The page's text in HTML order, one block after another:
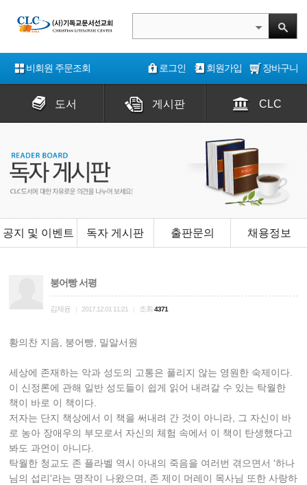
비회원 주문조회 로그인 회원가입 장바구니
도서 게시판 CLC
공지 및 이벤트 독자 게시판 출판문의 채용정보
붕어빵 서평
김재윤 2017.12.01 11:21 조회 4371
황의찬 지음, 붕어빵, 밀알서원
세상에 존재하는 악과 성도의 고통은 풀리지 않는 영원한 숙제이다.
이 신정론에 관해 일반 성도들이 쉽게 읽어 내려갈 수 있는 탁월한
책이 바로 이 책이다.
저자는 단지 책상에서 이 책을 써내려 간 것이 아니라, 그 자신이 바
로 농아 장애우의 부모로서 자신의 체험 속에서 이 책이 탄생했다고
봐도 과언이 아니다.
탁월한 청교도 존 플라벨 역시 아내의 죽음을 여러번 겪으면서 '하나
님의 섭리'라는 명작이 나왔으며, 존 제이 머레이 목사님 또한 사랑하